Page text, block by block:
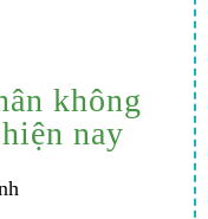
không
nay